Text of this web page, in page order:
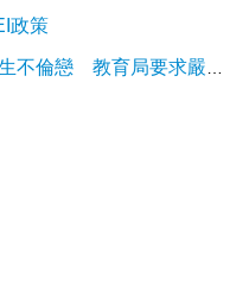
政策
局要求嚴肅跟進：校方已即時解僱